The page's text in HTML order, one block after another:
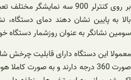
بر روی کنترلر 900 سه
بالا به پایین نشان دهند دمای
سومین نشانگر به عنوان روزشمار دستگاه
معمولا این دستگاه دارای قابلیت چرخش
صورت 360 درجه دارند و به صورت